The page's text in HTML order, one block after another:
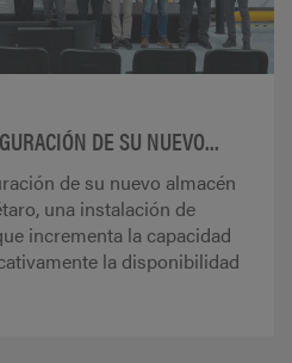
DE SU NUEVO...
de su nuevo almacén
una instalación de
incrementa la capacidad
la disponibilidad